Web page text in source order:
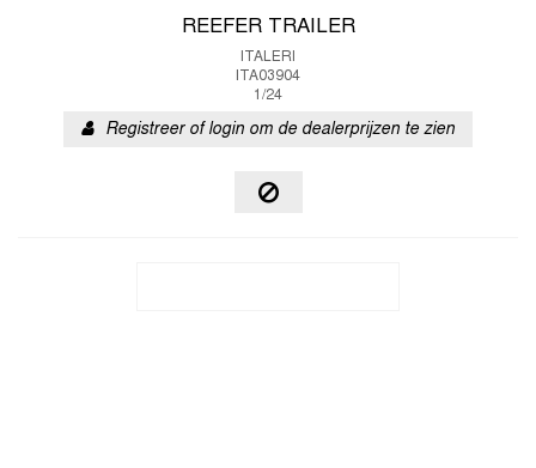
REEFER TRAILER
ITALERI
ITA03904
1/24
Registreer of login om de dealerprijzen te zien